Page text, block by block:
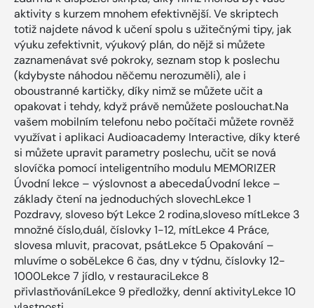
aktivity s kurzem mnohem efektivnější. Ve skriptech
totiž najdete návod k učení spolu s užitečnými tipy, jak
výuku zefektivnit, výukový plán, do nějž si můžete
zaznamenávat své pokroky, seznam stop k poslechu
(kdybyste náhodou něčemu nerozuměli), ale i
oboustranné kartičky, díky nimž se můžete učit a
opakovat i tehdy, když právě nemůžete poslouchat.Na
vašem mobilním telefonu nebo počítači můžete rovněž
využívat i aplikaci Audioacademy Interactive, díky které
si můžete upravit parametry poslechu, učit se nová
slovíčka pomocí inteligentního modulu MEMORIZER
Úvodní lekce – výslovnost a abecedaÚvodní lekce –
základy čtení na jednoduchých slovechLekce 1
Pozdravy, sloveso být Lekce 2 rodina,sloveso mítLekce 3
množné číslo,duál, číslovky 1-12, mítLekce 4 Práce,
slovesa mluvit, pracovat, psátLekce 5 Opakování –
mluvíme o soběLekce 6 čas, dny v týdnu, číslovky 12-
1000Lekce 7 jídlo, v restauraciLekce 8
přivlastňováníLekce 9 předložky, denní aktivityLekce 10